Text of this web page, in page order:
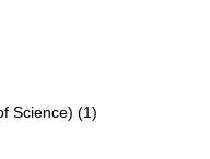
Science) (1)